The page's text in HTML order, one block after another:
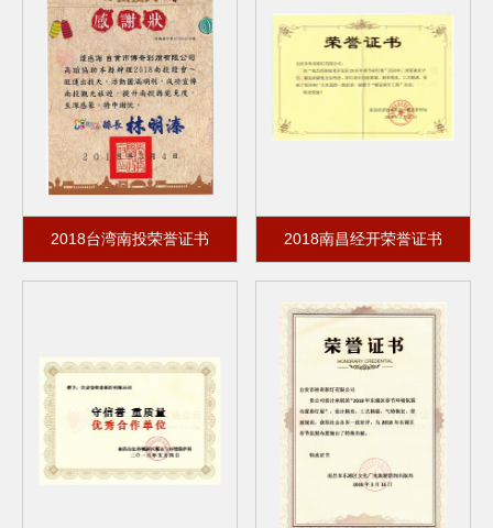
2018台湾南投荣誉证书 2018南昌经开荣誉证书